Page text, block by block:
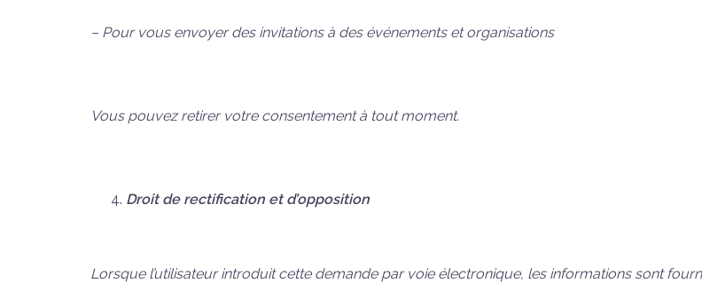
– Pour vous envoyer des invitations à des événements et organisations
Vous pouvez retirer votre consentement à tout moment.
Droit de rectification et d’opposition
Lorsque l’utilisateur introduit cette demande par voie électronique, les informations sont